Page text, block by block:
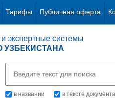
Тарифы Публичная оферта
экспертные системы
УЗБЕКИСТАНА
в названии в тексте документа